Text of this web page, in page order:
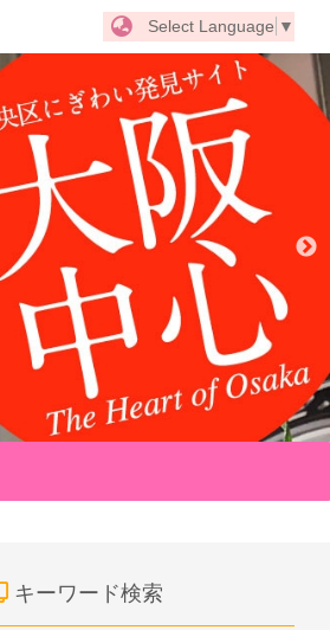
Select Language ▼
キーワード検索